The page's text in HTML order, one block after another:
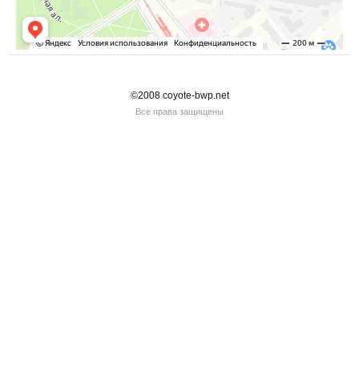
©2008 coyote-bwp.net
Все права защищены